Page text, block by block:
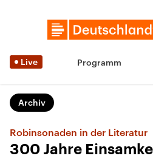
Live Programm
Archiv
Robinsonaden in der Literatur
300 Jahre